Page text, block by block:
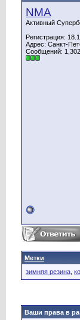
NMA
Активный
Регистрация:
Адрес: Санкт-
Сообщений: 1,302
Метки
зимняя резина
Ваши права в